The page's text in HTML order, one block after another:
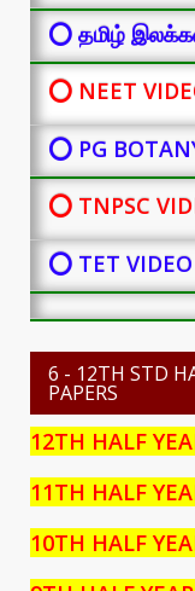
⭕ தமிழ்
⭕ NEET
⭕ PG
⭕ TNPSC
⭕ TET
6 - 12TH STD
PAPERS
12TH HALF
11TH HALF
10TH HALF